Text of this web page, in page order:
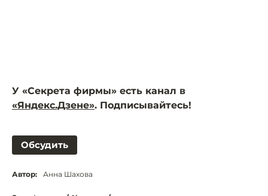
У «Секрета фирмы» есть канал в
«Яндекс.Дзене». Подписывайтесь!
Обсудить
Автор: Анна Шахова